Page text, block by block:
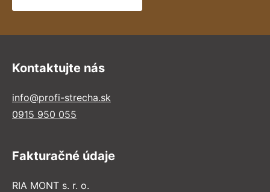
Kontaktujte nás
info@profi-strecha.sk
0915 950 055
Fakturačné údaje
RIA MONT s. r. o.